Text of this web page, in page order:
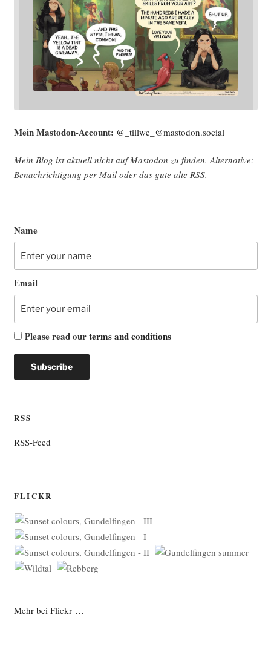
Mein Mast­o­don-Account: @_tillwe_@mastodon.social
Mein Blog ist aktu­ell nicht auf Mast­o­don zu fin­den. Alter­na­ti­ve:
Benach­rich­ti­gung per Mail oder das gute alte RSS.
Name
Email
Please read ourterms and conditions
RSS
RSS-Feed
FLICKR
Mehr bei Flickr …